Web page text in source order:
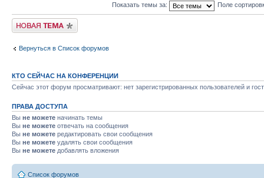
Показать темы за: Поле
Новая тема
Вернуться в Список форумов
КТО СЕЙЧАС НА КОНФЕРЕНЦИИ
Сейчас этот форум просматривают: нет зарегистрированных пользователей и
ПРАВА ДОСТУПА
Вы не можете начинать темы
Вы не можете отвечать на сообщения
Вы не можете редактировать свои сообщения
Вы не можете удалять свои сообщения
Вы не можете добавлять вложения
Список форумов